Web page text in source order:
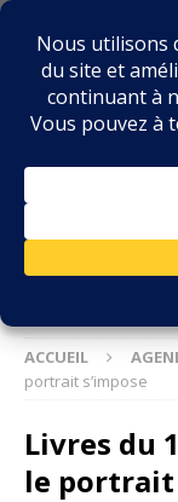
LE BLOG DU
ACCUEIL
portrait s’impose
Livres du
le portrait